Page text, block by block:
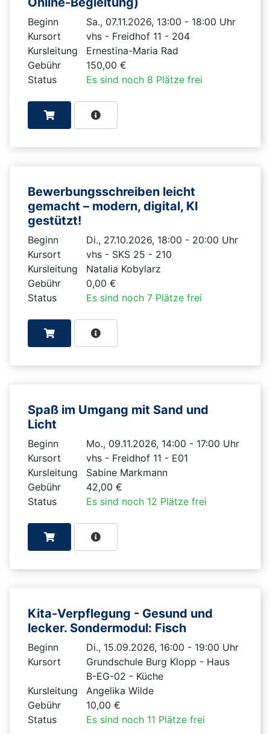
Beginn
Sa., 07.11.2026, 13:00 - 18:00 Uhr
Kursort
vhs - Freidhof 11 - 204
Kursleitung
Ernestina-Maria Rad
Gebühr
150,00 €
Status
Es sind noch 8 Plätze frei
Bewerbungsschreiben leicht
gemacht – modern, digital, KI
gestützt!
Beginn
Di., 27.10.2026, 18:00 - 20:00 Uhr
Kursort
vhs - SKS 25 - 210
Kursleitung
Natalia Kobylarz
Gebühr
0,00 €
Status
Es sind noch 7 Plätze frei
Spaß im Umgang mit Sand und
Licht
Beginn
Mo., 09.11.2026, 14:00 - 17:00 Uhr
Kursort
vhs - Freidhof 11 - E01
Kursleitung
Sabine Markmann
Gebühr
42,00 €
Status
Es sind noch 12 Plätze frei
Kita-Verpflegung - Gesund und
lecker. Sondermodul: Fisch
Beginn
Di., 15.09.2026, 16:00 - 19:00 Uhr
Kursort
Grundschule Burg Klopp - Haus
B-EG-02 - Küche
Kursleitung
Angelika Wilde
Gebühr
10,00 €
Status
Es sind noch 11 Plätze frei